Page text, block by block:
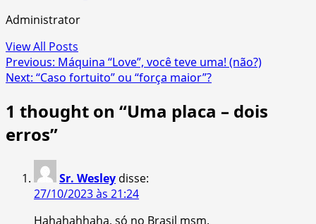
Administrator
View All Posts
Post
navigation
Previous: Máquina “Love”, você teve uma! (não?)
Next: “Caso fortuito” ou “força maior”?
1 thought on “Uma placa – dois
erros”
Sr. Wesley disse:
27/10/2023 às 21:24
Hahahahhaha, só no Brasil msm.